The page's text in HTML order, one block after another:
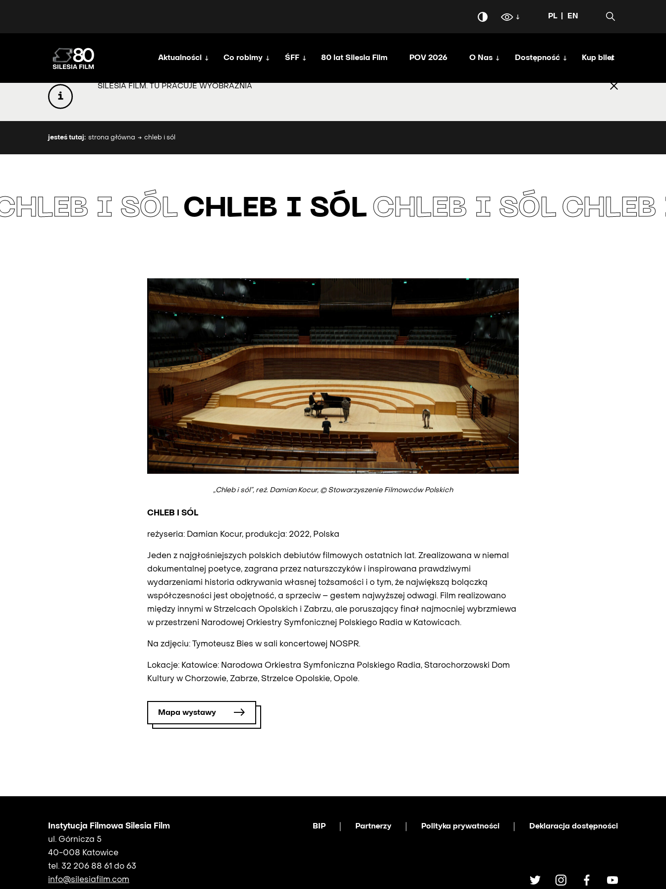
PL EN
Aktualności Co robimy ŚFF 80 lat Silesia Film POV 2026 O Nas Dostępność Kup bilet
SILESIA FILM. TU PRACUJE WYOBRAŹNIA
jesteś tutaj: strona główna chleb i sól
I SÓL CHLEB I SÓL CHLEB I SÓL
„Chleb i sól”, reż. Damian Kocur, © Stowarzyszenie Filmowców Polskich
CHLEB I SÓL
reżyseria: Damian Kocur, produkcja: 2022, Polska
Jeden z najgłośniejszych polskich debiutów filmowych ostatnich lat. Zrealizowana w niemal
dokumentalnej poetyce, zagrana przez naturszczyków i inspirowana prawdziwymi
wydarzeniami historia odkrywania własnej tożsamości i o tym, że największą bolączką
współczesności jest obojętność, a sprzeciw – gestem najwyższej odwagi. Film realizowano
między innymi w Strzelcach Opolskich i Zabrzu, ale poruszający finał najmocniej wybrzmiewa
w przestrzeni Narodowej Orkiestry Symfonicznej Polskiego Radia w Katowicach.
Na zdjęciu: Tymoteusz Bies w sali koncertowej NOSPR.
Lokacje: Katowice: Narodowa Orkiestra Symfoniczna Polskiego Radia, Starochorzowski Dom
Kultury w Chorzowie, Zabrze, Strzelce Opolskie, Opole.
Mapa wystawy
Instytucja Filmowa Silesia Film
ul. Górnicza 5
40-008 Katowice
tel. 32 206 88 61 do 63
info@silesiafilm.com
BIP Partnerzy Polityka prywatności Deklaracja dostępności